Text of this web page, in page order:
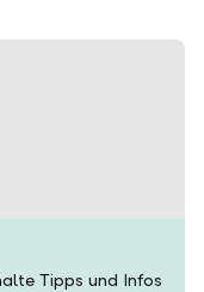
Tipps und Infos